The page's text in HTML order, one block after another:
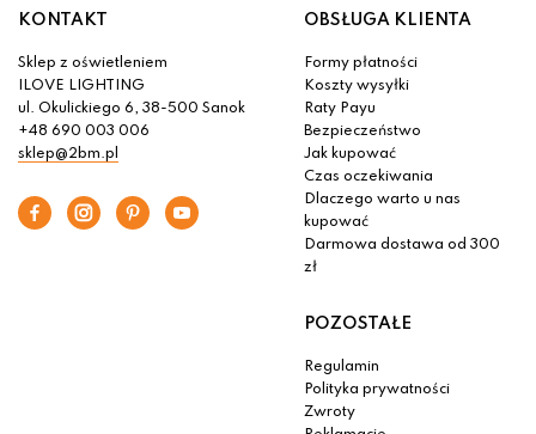
KONTAKT
Sklep z oświetleniem
ILOVE LIGHTING
ul. Okulickiego 6, 38-500 Sanok
+48 690 003 006
sklep@2bm.pl
OBSŁUGA KLIENTA
Formy płatności
Koszty wysyłki
Raty Payu
Bezpieczeństwo
Jak kupować
Czas oczekiwania
Dlaczego warto u nas
kupować
Darmowa dostawa od 300
zł
POZOSTAŁE
Regulamin
Polityka prywatności
Zwroty